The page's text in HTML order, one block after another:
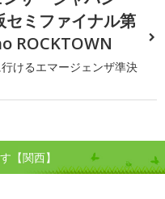
ミファイナル第
ROCKTOWN
けるエマージェンザ準決
【関西】